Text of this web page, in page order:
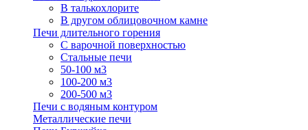
В талькохлорите
В другом облицовочном камне
Печи длительного горения
С варочной поверхностью
Стальные печи
50-100 м3
100-200 м3
200-500 м3
Печи с водяным контуром
Металлические печи